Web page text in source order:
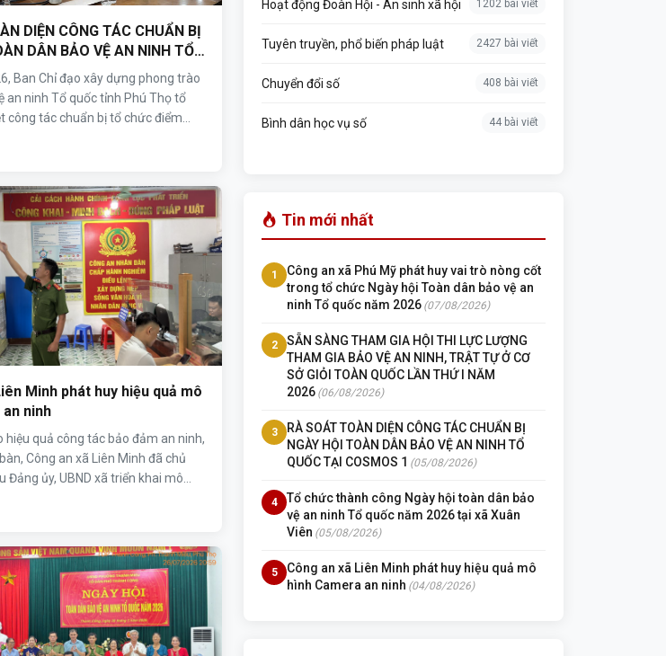
DIỆN CÔNG TÁC CHUẨN BỊ
DÂN BẢO VỆ AN NINH TỔ
1
Ban Chỉ đạo xây dựng phong trào
an ninh Tổ quốc tỉnh Phú Thọ tổ
công tác chuẩn bị tổ chức điểm
Minh phát huy hiệu quả mô
ninh
hiệu quả công tác bảo đảm an ninh,
Công an xã Liên Minh đã chủ
Đảng ủy, UBND xã triển khai mô
góp phần giữ vững bình yên địa
Hoạt động Đoàn Hội - An sinh xã hội 1202 bài viết
Tuyên truyền, phổ biến pháp luật 2427 bài viết
Chuyển đổi số 408 bài viết
Bình dân học vụ số 44 bài viết
Tin mới nhất
1
Công an xã Phú Mỹ phát huy vai trò nòng cốt
trong tổ chức Ngày hội Toàn dân bảo vệ an
ninh Tổ quốc năm 2026 (07/08/2026)
2
SẴN SÀNG THAM GIA HỘI THI LỰC LƯỢNG
THAM GIA BẢO VỆ AN NINH, TRẬT TỰ Ở CƠ
SỞ GIỎI TOÀN QUỐC LẦN THỨ I NĂM
2026 (06/08/2026)
3
RÀ SOÁT TOÀN DIỆN CÔNG TÁC CHUẨN BỊ
NGÀY HỘI TOÀN DÂN BẢO VỆ AN NINH TỔ
QUỐC TẠI COSMOS 1 (05/08/2026)
4
Tổ chức thành công Ngày hội toàn dân bảo
vệ an ninh Tổ quốc năm 2026 tại xã Xuân
Viên (05/08/2026)
5
Công an xã Liên Minh phát huy hiệu quả mô
hình Camera an ninh (04/08/2026)